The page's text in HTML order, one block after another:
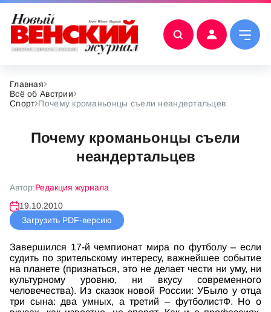
Главная
Всё об Австрии
Спорт Почему кроманьонцы съели неандертальцев
Почему кроманьонцы съели
неандертальцев
Автор:Редакция журнала
19.10.2010
Загрузить PDF-версию
Завершился 17-й чемпионат мира по футболу – если
судить по зрительскому интересу, важнейшее событие
на планете (признаться, это не делает чести ни уму, ни
культурному уровню, ни вкусу современного
человечества). Из сказок новой России: УБыло у отца
три сына: два умных, а третий – футболистФ. Но о